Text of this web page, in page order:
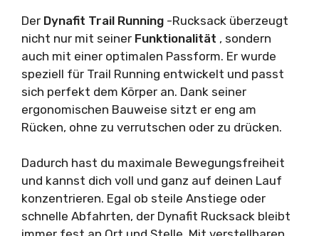
Der Dynafit Trail Running -Rucksack überzeugt
nicht nur mit seiner Funktionalität , sondern
auch mit einer optimalen Passform. Er wurde
speziell für Trail Running entwickelt und passt
sich perfekt dem Körper an. Dank seiner
ergonomischen Bauweise sitzt er eng am
Rücken, ohne zu verrutschen oder zu drücken.
Dadurch hast du maximale Bewegungsfreiheit
und kannst dich voll und ganz auf deinen Lauf
konzentrieren. Egal ob steile Anstiege oder
schnelle Abfahrten, der Dynafit Rucksack bleibt